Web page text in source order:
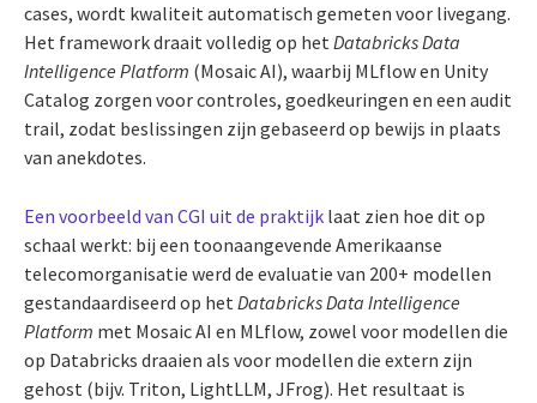
cases, wordt kwaliteit automatisch gemeten voor livegang.
Het framework draait volledig op hetDatabricks Data
Intelligence Platform (Mosaic AI), waarbij MLflow en Unity
Catalog zorgen voor controles, goedkeuringen en een audit
trail, zodat beslissingen zijn gebaseerd op bewijs in plaats
van anekdotes.
Een voorbeeld van CGI uit de praktijk laat zien hoe dit op
schaal werkt: bij een toonaangevende Amerikaanse
telecomorganisatie werd de evaluatie van 200+ modellen
gestandaardiseerd op hetDatabricks Data Intelligence
Platform met Mosaic AI en MLflow, zowel voor modellen die
op Databricks draaien als voor modellen die extern zijn
gehost (bijv. Triton, LightLLM, JFrog). Het resultaat is